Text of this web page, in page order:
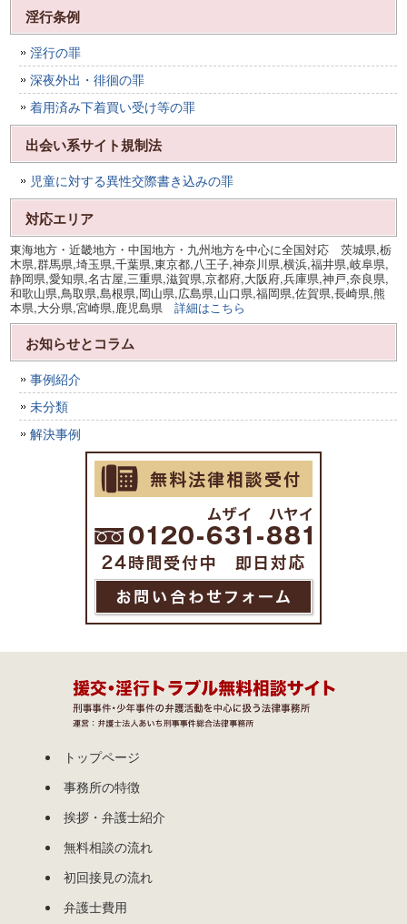
淫行条例
淫行の罪
深夜外出・徘徊の罪
着用済み下着買い受け等の罪
出会い系サイト規制法
児童に対する異性交際書き込みの罪
対応エリア
東海地方・近畿地方・中国地方・九州地方を中心に全国対応 茨城県,栃
木県,群馬県,埼玉県,千葉県,東京都,八王子,神奈川県,横浜,福井県,岐阜県,
静岡県,愛知県,名古屋,三重県,滋賀県,京都府,大阪府,兵庫県,神戸,奈良県,
和歌山県,鳥取県,島根県,岡山県,広島県,山口県,福岡県,佐賀県,長崎県,熊
本県,大分県,宮崎県,鹿児島県詳細はこちら
お知らせとコラム
事例紹介
未分類
解決事例
トップページ
事務所の特徴
挨拶・弁護士紹介
無料相談の流れ
初回接見の流れ
弁護士費用